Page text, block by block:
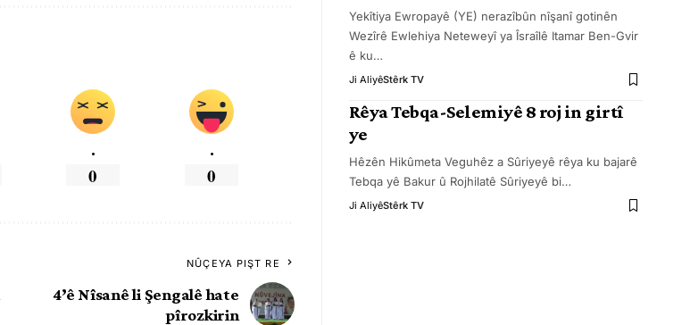
.
0
.
0
NÛÇEYA PIŞT RE
4’ê Nîsanê li Şengalê hate
pîrozkirin
Yekîtiya Ewropayê (YE) nerazîbûn nîşanî gotinên
Wezîrê Ewlehiya Neteweyî ya Îsraîlê Itamar Ben-Gvir
ê ku…
Ji AliyêStêrk TV
Rêya Tebqa-Selemiyê 8 roj in girtî
ye
Hêzên Hikûmeta Veguhêz a Sûriyeyê rêya ku bajarê
Tebqa yê Bakur û Rojhilatê Sûriyeyê bi…
Ji AliyêStêrk TV